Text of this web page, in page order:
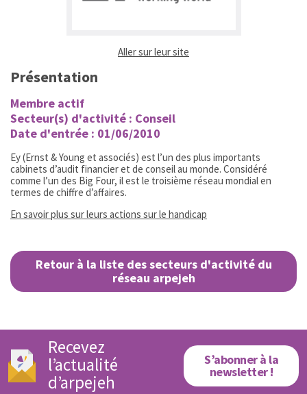
Aller sur leur site
Présentation
Membre actif
Secteur(s) d'activité : Conseil
Date d'entrée : 01/06/2010
Ey (Ernst & Young et associés) est l’un des plus importants
cabinets d’audit financier et de conseil au monde. Considéré
comme l’un des Big Four, il est le troisième réseau mondial en
termes de chiffre d’affaires.
En savoir plus sur leurs actions sur le handicap
Retour à la liste des secteurs d'activité du
réseau arpejeh
Recevez
l’actualité
d’arpejeh
S’abonner à la
newsletter !